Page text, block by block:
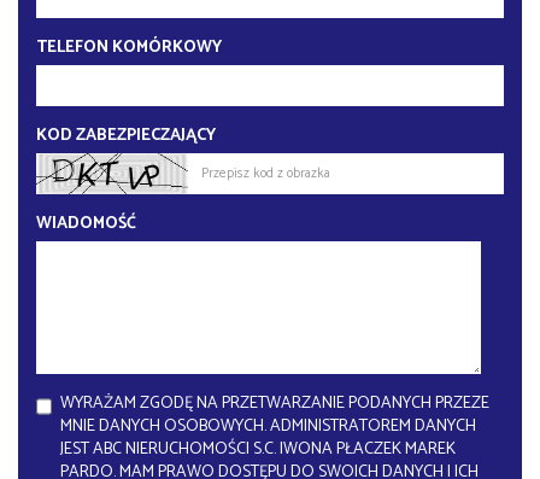
TELEFON KOMÓRKOWY
KOD ZABEZPIECZAJĄCY
WIADOMOŚĆ
WYRAŻAM ZGODĘ NA PRZETWARZANIE PODANYCH PRZEZE
MNIE DANYCH OSOBOWYCH. ADMINISTRATOREM DANYCH
JEST ABC NIERUCHOMOŚCI S.C. IWONA PŁACZEK MAREK
PARDO. MAM PRAWO DOSTĘPU DO SWOICH DANYCH I ICH